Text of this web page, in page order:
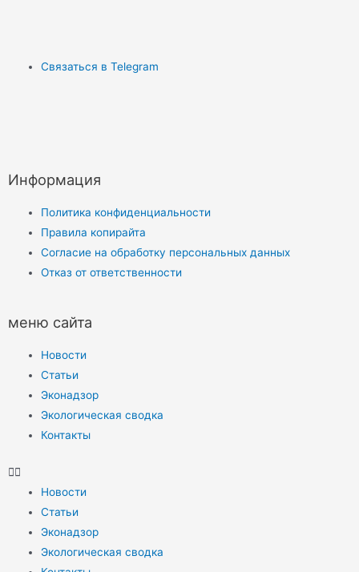
Связаться в Telegram
Информация
Политика конфиденциальности
Правила копирайта
Согласие на обработку персональных данных
Отказ от ответственности
меню сайта
Новости
Статьи
Эконадзор
Экологическая сводка
Контакты
Новости
Статьи
Эконадзор
Экологическая сводка